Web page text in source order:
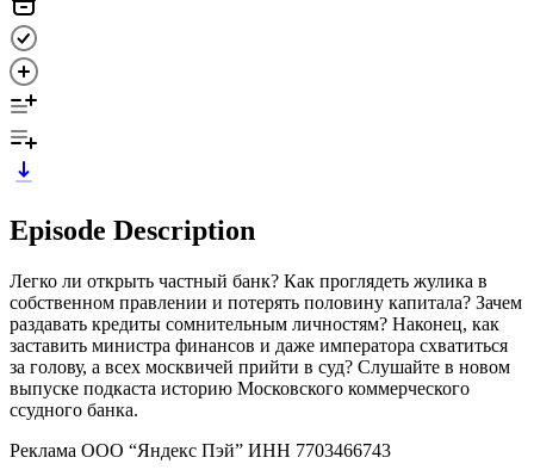
Episode Description
Легко ли открыть частный банк? Как проглядеть жулика в
собственном правлении и потерять половину капитала? Зачем
раздавать кредиты сомнительным личностям? Наконец, как
заставить министра финансов и даже императора схватиться
за голову, а всех москвичей прийти в суд? Слушайте в новом
выпуске подкаста историю Московского коммерческого
ссудного банка.
Реклама ООО “Яндекс Пэй” ИНН 7703466743